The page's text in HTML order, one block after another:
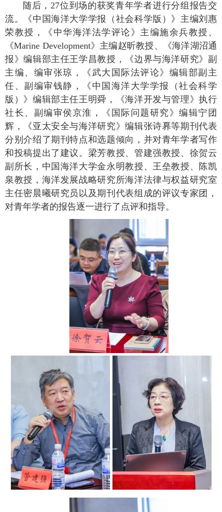
随后，27位到场的获奖青年学者进行分组报告交
流。《中国海洋大学学报（社会科学版）》主编刘惠
荣教授，《中华海洋法学评论》主编施余兵教授、
《Marine Development》主编赵昕教授、《海洋湖沼通
报》编辑部主任王学昌教授，《边界与海洋研究》副
主编、编审张琼，《武大国际法评论》编辑部副主
任、副编审钱静，《中国海洋大学学报（社会科学
版）》编辑部主任王明舜，《海洋开发与管理》执行
社长、副编审侯京淮，《国际问题研究》编辑宁团
辉，《亚太安全与海洋研究》编辑张诗奡等期刊代表
分别介绍了期刊特点和选题倾向，并对青年学者写作
和投稿提出了建议。梁芳教授、管建强教授、徐贺云
副所长，中国海洋大学金永明教授、王垒教授、陈凯
泉教授，海洋发展战略研究所海洋法律与权益研究室
主任密晨曦研究员以及期刊代表组成的评议专家团，
对青年学者的报告逐一进行了点评和指导。